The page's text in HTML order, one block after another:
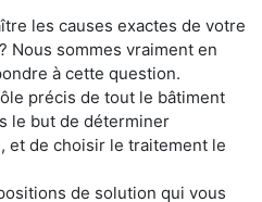
les causes exactes de votre
Nous sommes vraiment en
à cette question.
précis de tout le bâtiment
le but de déterminer
et de choisir le traitement le
de solution qui vous